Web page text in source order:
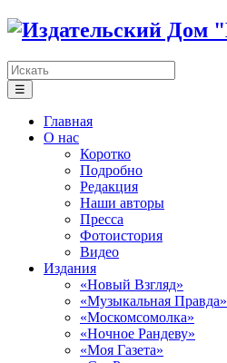
☰
Главная
О нас
Коротко
Подробно
Редакция
Наши авторы
Пресса
Фотоистория
Видео
Издания
«Новый Взгляд»
«Музыкальная Правда»
«Москомсомолка»
«Ночное Рандеву»
«Моя Газета»